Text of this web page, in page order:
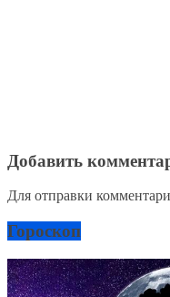
Добавить
Для отправки
Гороскоп